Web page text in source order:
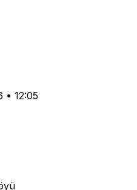
• 12:05